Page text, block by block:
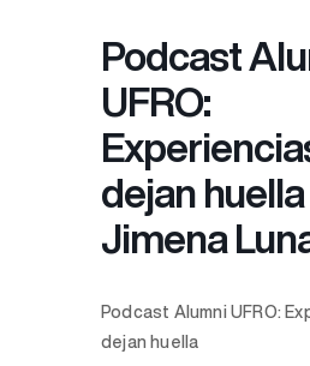
Podcast
UFRO:
dejan huella
Jimena
Podcast Alumni UFRO:
dejan huella